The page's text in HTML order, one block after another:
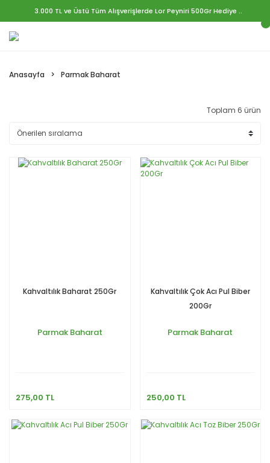
3.000 TL ve Üstü Tüm Alışverişlerde Lor Peyniri 500Gr Hediye ..
Anasayfa Parmak Baharat
Toplam 6 ürün
Kahvaltılık Baharat 250Gr
Parmak Baharat
275,00 TL
Kahvaltılık Çok Acı Pul Biber
200Gr
Parmak Baharat
250,00 TL